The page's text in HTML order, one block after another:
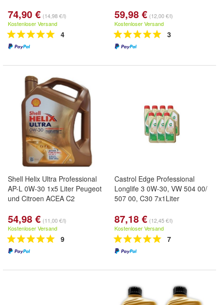
74,90 € (14,98 €/l)
Kostenloser Versand
4
59,98 € (12,00 €/l)
Kostenloser Versand
3
Shell Helix Ultra Professional
AP-L 0W-30 1x5 Liter Peugeot
und Citroen ACEA C2
54,98 € (11,00 €/l)
Kostenloser Versand
9
Castrol Edge Professional
Longlife 3 0W-30, VW 504 00/
507 00, C30 7x1Liter
87,18 € (12,45 €/l)
Kostenloser Versand
7